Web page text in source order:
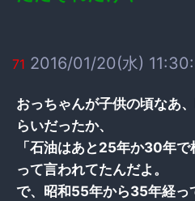
71 2016/01/20(水)
おっちゃんが子供の頃なあ
らいだったか、
「石油はあと25年か30年で
って言われてたんだよ。
で、昭和55年から35年経っ